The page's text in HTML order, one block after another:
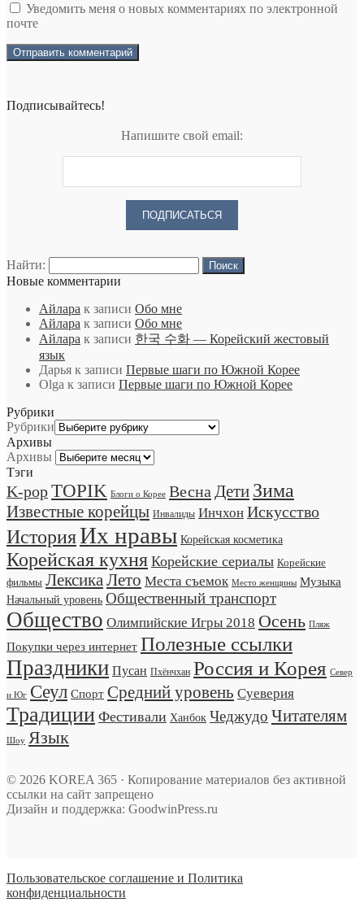
Уведомить меня о новых комментариях по электронной
почте
Подписывайтесь!
Напишите свой email:
Найти:
Новые комментарии
Айлара к записи Обо мне
Айлара к записи Обо мне
Айлара к записи 한국 수화 — Корейский жестовый
язык
Дарья к записи Первые шаги по Южной Корее
Olga к записи Первые шаги по Южной Корее
Рубрики
Рубрики
Архивы
Архивы
Тэги
K-popTOPIK Блоги о Корее Весна Дети Зима
Известные корейцы Инвалиды Инчхон Искусство
ИсторияИх нравы Корейская косметика
Корейская кухня Корейские сериалы Корейские
фильмы Лексика Лето Места съемок Место женщины Музыка
Начальный уровень Общественный транспорт
Общество Олимпийские Игры 2018 Осень Пляж
Покупки через интернет Полезные ссылки
Праздники Пусан Пхёнчхан Россия и Корея Север
и Юг Сеул Спорт Средний уровень Суеверия
Традиции Фестивали Ханбок Чеджудо Читателям
Шоу Язык
© 2026 KOREA 365 · Копирование материалов без активной
ссылки на сайт запрещено
Дизайн и поддержка: GoodwinPress.ru
Пользовательское соглашение и Политика
конфиденциальности